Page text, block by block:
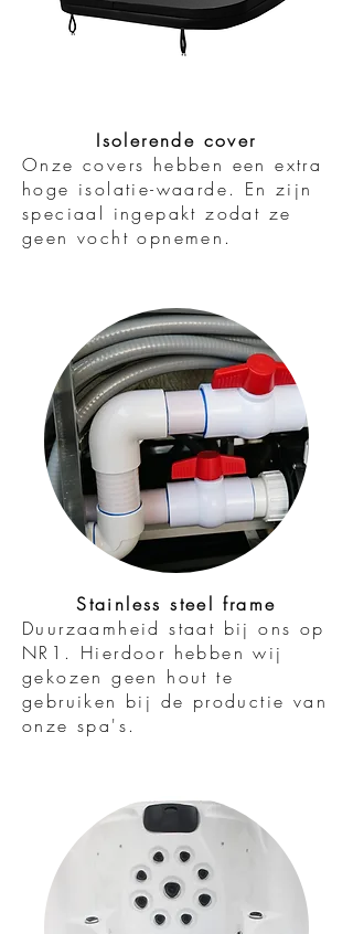
Isolerende cover
Onze covers hebben een extra
hoge isolatie-waarde. En zijn
speciaal ingepakt zodat ze
geen vocht opnemen.
Stainless steel frame
Duurzaamheid staat bij ons op
NR1. Hierdoor hebben wij
gekozen geen hout te
gebruiken bij de productie van
onze spa's.